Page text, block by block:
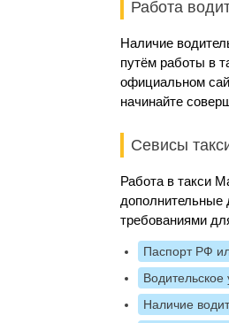
Работа
Наличие
путём работы в
официальном
начинайте
Севисы
Работа в такси
дополнительные
требованиями
Паспорт РФ
Водительское
Наличие